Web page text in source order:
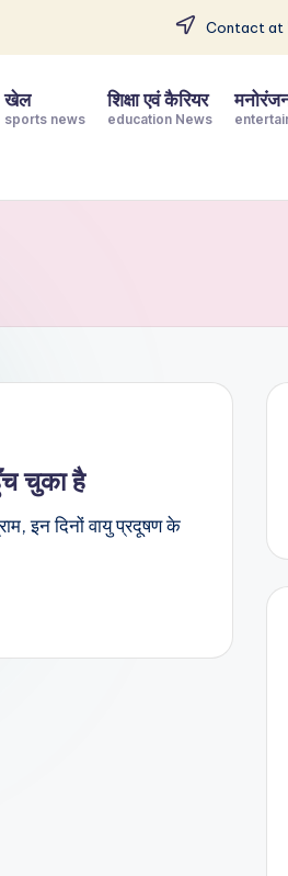
Contact at
खेल
sports news
शिक्षा एवं कैरियर
education News
चुका है
इन दिनों वायु प्रदूषण के